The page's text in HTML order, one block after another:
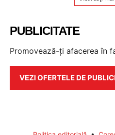
PUBLICITATE
Promovează-ți afacerea în
VEZI OFERTELE DE